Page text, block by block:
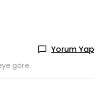
Yorum Yap
göre